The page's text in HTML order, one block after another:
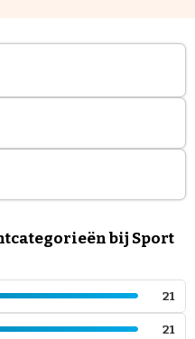
bij Sport
21
21